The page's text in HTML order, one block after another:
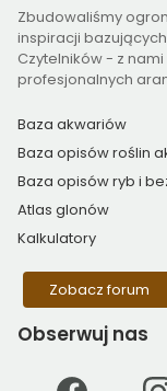
Zbudowaliśmy
inspiracji
Czytelników - z
profesjonalnych
Baza akwariów
Baza opisów roślin
Baza opisów ryb i
Atlas glonów
Kalkulatory
Zobacz forum
Obserwuj nas